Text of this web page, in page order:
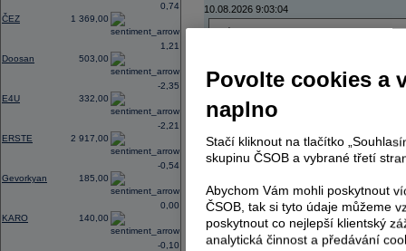
ČEZ 1 369,00
0,74
Doosan 503,00
1,21
E4U 332,00
-2,35
ERSTE 2 917,00
-2,21
Gevorkyan 185,00
-0,54
KARO 140,00
0,00
-0,10
10.08.2026 9:03:04
AD index - vývoj
Region
select
Odeslat
Povolte cookies a
naplno
Stačí kliknout na tlačítko
skupinu ČSOB a vybrané třetí
Abychom Vám mohli poskytnout
ČSOB, tak si tyto údaje můžeme
poskytnout co nejlepší klientský
analytická činnost a předávání